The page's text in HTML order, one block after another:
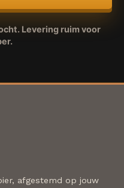
Levering ruim voor
afgestemd op jouw